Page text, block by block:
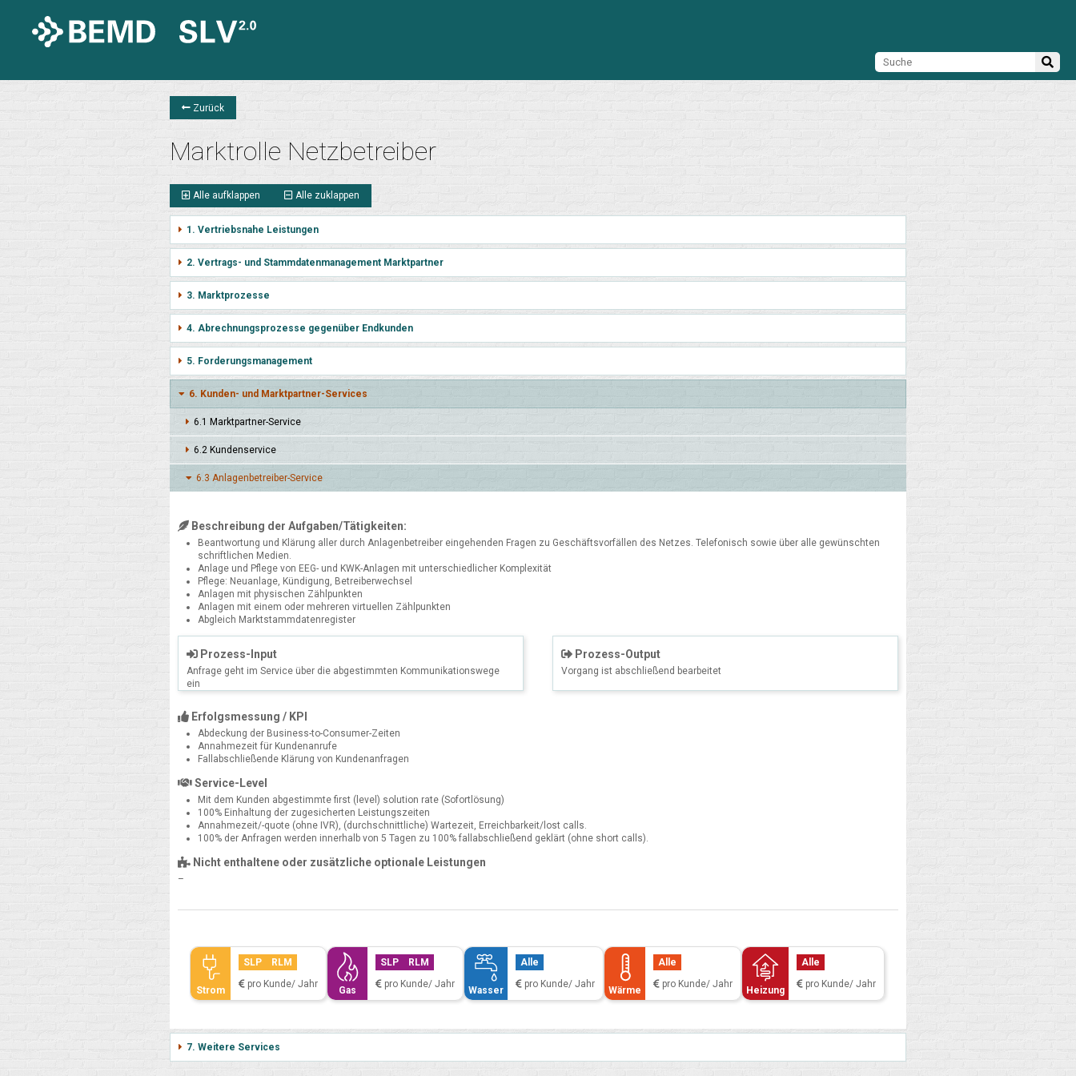
Zurück
Marktrolle Netzbetreiber
Alle aufklappen Alle zuklappen
1. Vertriebsnahe Leistungen
2. Vertrags- und Stammdatenmanagement Marktpartner
3. Marktprozesse
4. Abrechnungsprozesse gegenüber Endkunden
5. Forderungsmanagement
6. Kunden- und Marktpartner-Services
6.1 Markt­partner-Service
6.2 Kunden­service
6.3 Anlagen­betrei­ber-Service
Beschreibung der Aufgaben/Tätigkeiten:
Beantwortung und Klärung aller durch Anlagenbetreiber eingehenden Fragen zu Geschäftsvorfällen des Netzes. Telefonisch sowie über alle gewünschten
schriftlichen Medien.
Anlage und Pflege von EEG- und KWK-Anlagen mit unterschiedlicher Komplexität
Pflege: Neuanlage, Kündigung, Betreiberwechsel
Anlagen mit physischen Zählpunkten
Anlagen mit einem oder mehreren virtuellen Zählpunkten
Abgleich Marktstammdatenregister
Prozess-Input
Anfrage geht im Service über die abgestimmten Kommunikationswege
ein
Prozess-Output
Vorgang ist abschließend bearbeitet
Erfolgsmessung / KPI
Abdeckung der Business-to-Consumer-Zeiten
Annahmezeit für Kundenanrufe
Fallabschließende Klärung von Kundenanfragen
Service-Level
Mit dem Kunden abgestimmte first (level) solution rate (Sofortlösung)
100% Einhaltung der zugesicherten Leistungszeiten
Annahmezeit/-quote (ohne IVR), (durchschnittliche) Wartezeit, Erreichbarkeit/lost calls.
100% der Anfragen werden innerhalb von 5 Tagen zu 100% fallabschließend geklärt (ohne short calls).
Nicht enthaltene oder zusätzliche optionale Leistungen
–
Strom
SLP
RLM
pro Kunde/ Jahr
Gas
SLP
RLM
pro Kunde/ Jahr
Wasser
Alle
pro Kunde/ Jahr
Wärme
Alle
pro Kunde/ Jahr
Heizung
Alle
pro Kunde/ Jahr
7. Weitere Services